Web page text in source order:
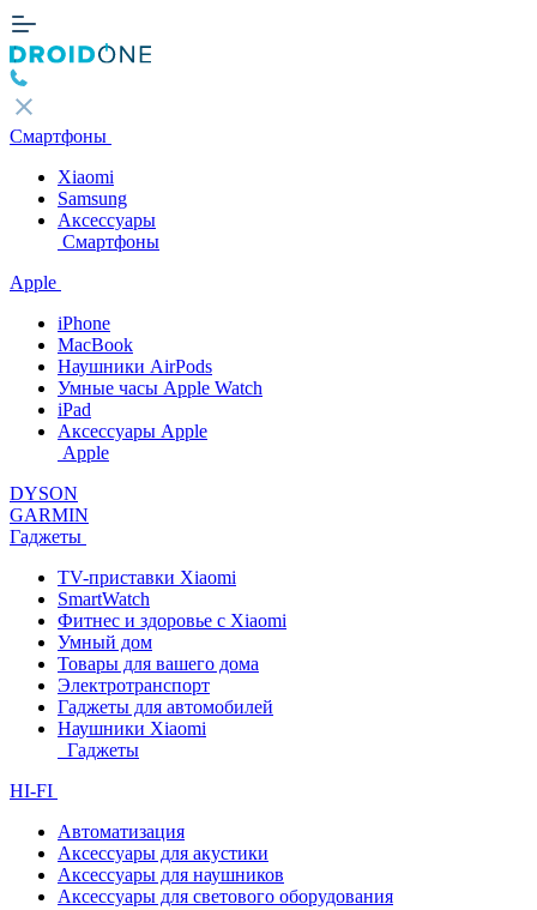
Смартфоны
Xiaomi
Samsung
Аксессуары
Смартфоны
Apple
iPhone
MacBook
Наушники AirPods
Умные часы Apple Watch
iPad
Аксессуары Apple
Apple
DYSON
GARMIN
Гаджеты
TV-приставки Xiaomi
SmartWatch
Фитнес и здоровье с Xiaomi
Умный дом
Товары для вашего дома
Электротранспорт
Гаджеты для автомобилей
Наушники Xiaomi
Гаджеты
HI-FI
Автоматизация
Аксессуары для акустики
Аксессуары для наушников
Аксессуары для светового оборудования